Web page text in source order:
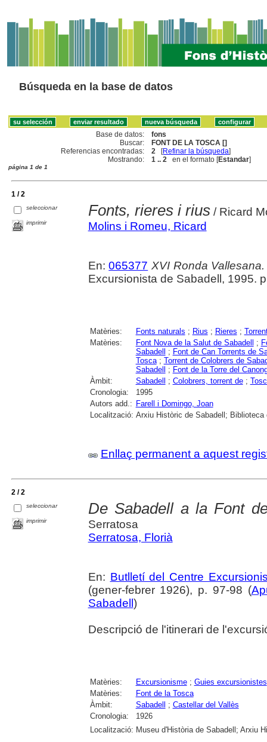
Búsqueda en la base de datos
Base de datos:
fons
Buscar:
FONT DE LA TOSCA []
Referencias encontradas:
2 [Refinar la búsqueda]
Mostrando:
1 .. 2 en el formato [Estandar]
página 1 de 1
1 / 2
seleccionar
imprimir
Fonts, rieres i rius/ Ricard
Molins i Romeu, Ricard
En:065377 XVI Ronda
Excursionista de Sabadell, 1995.
Matèries: Fonts naturals ; Rius ; Rieres ;
Matèries:
Font Nova de la Salut de Sabadell ;
Sabadell
; Font de Can Torrents de
Tosca; Torrent de Colobrers de
Sabadell
; Font de la Torre del
Àmbit:
Sabadell ; Colobrers, torrent de;
Cronologia:
1995
Autors add.: Farell i Domingo, Joan
Localització: Arxiu Històric de Sabadell;
Enllaç permanent a aquest
2 / 2
seleccionar
imprimir
De Sabadell a la Font
Serratosa
Serratosa, Florià
En: Butlletí del Centre
(gener-febrer 1926), p. 97-98 (
Sabadell )
Descripció de l'itinerari de
Matèries: Excursionisme; Guies excursionistes
Matèries:
Font de la Tosca
Àmbit:
Sabadell ; Castellar del Vallès
Cronologia:
1926
Localització: Museu d'Història de Sabadell; Arxiu